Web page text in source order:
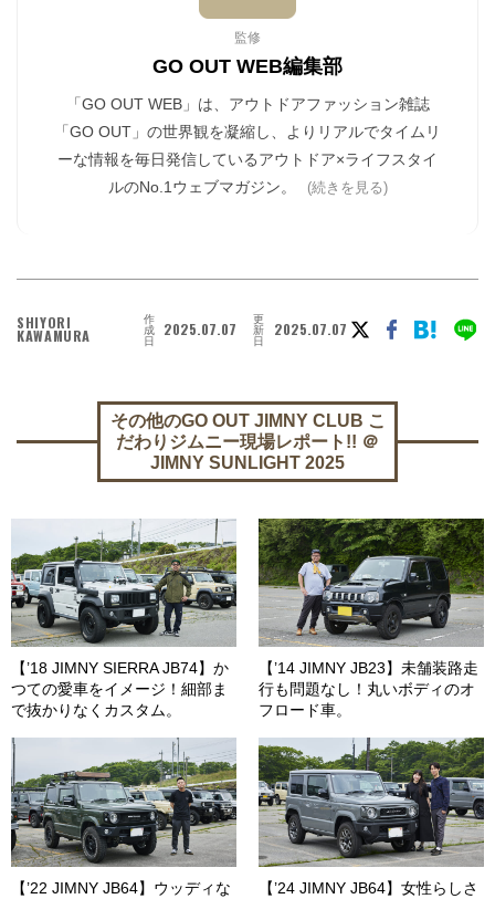
監修
GO OUT WEB編集部
「GO OUT WEB」は、アウトドアファッション雑誌
「GO OUT」の世界観を凝縮し、よりリアルでタイムリ
ーな情報を毎日発信しているアウトドア×ライフスタイ
ルのNo.1ウェブマガジン。
(続きを見る)
SHIYORI
KAWAMURA
作
成
日
2025.07.07 更
新
日
2025.07.07
その他のGO OUT JIMNY CLUB こ
だわりジムニー現場レポート!! ＠
JIMNY SUNLIGHT 2025
【’18 JIMNY SIERRA JB74】か
つての愛車をイメージ！細部ま
で抜かりなくカスタム。
【’14 JIMNY JB23】未舗装路走
行も問題なし！丸いボディのオ
フロード車。
【’22 JIMNY JB64】ウッディな
【’24 JIMNY JB64】女性らしさ